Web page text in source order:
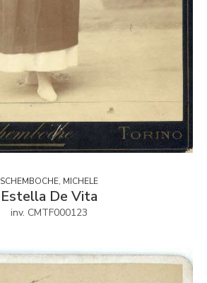
SCHEMBOCHE, MICHELE
Estella De Vita
inv. CMTF000123